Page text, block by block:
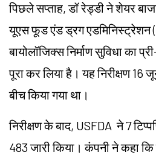
पिछले सप्ताह, डॉ रेड्डी ने शेयर
यूएस फूड एंड ड्रग एडमिनिस्ट्रेशन
बायोलॉजिक्स निर्माण सुविधा का
पूरा कर लिया है। यह निरीक्षण
बीच किया गया था।
निरीक्षण के बाद, USFDA ने 7
483 जारी किया। कंपनी ने कहा कि